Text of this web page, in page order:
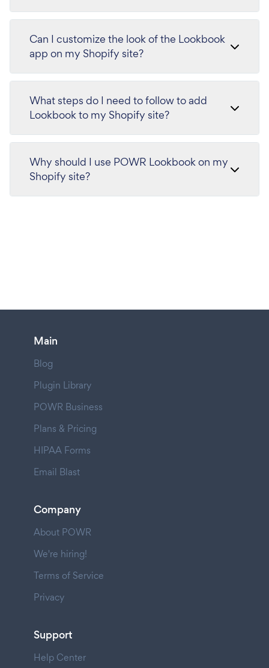
Can I customize the look of the Lookbook
app on my Shopify site?
What steps do I need to follow to add
Lookbook to my Shopify site?
Why should I use POWR Lookbook on my
Shopify site?
Main
Blog
Plugin Library
POWR Business
Plans & Pricing
HIPAA Forms
Email Blast
Company
About POWR
We're hiring!
Terms of Service
Privacy
Support
Help Center